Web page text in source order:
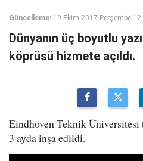
Güncelleme: 19 Ekim 2017 Perşembe
Dünyanın üç boyutlu
köprüsü hizmete açıldı.
Eindhoven Teknik Üniversitesi
3 ayda inşa edildi.